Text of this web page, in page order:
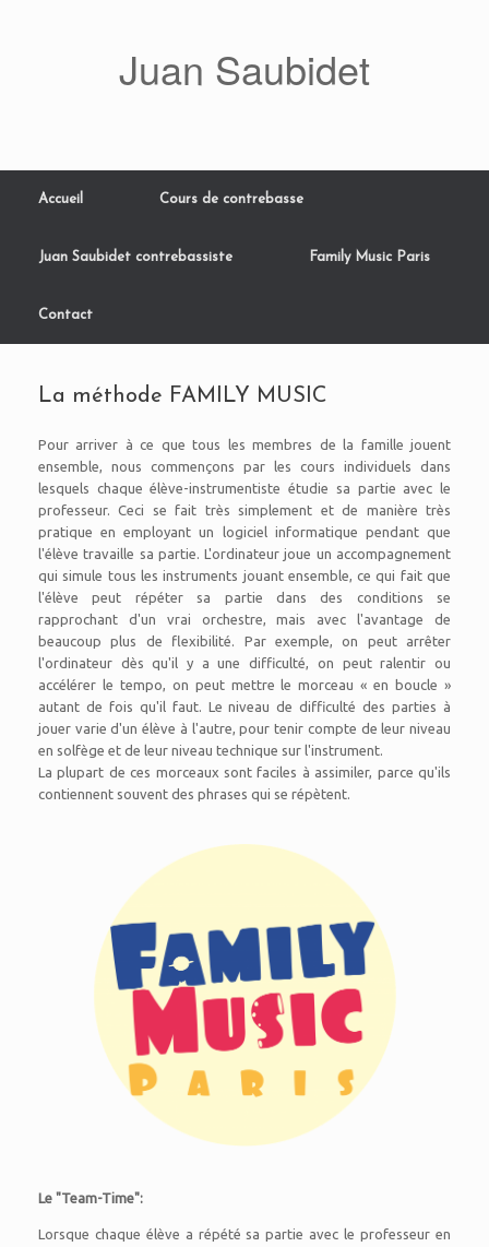
Juan Saubidet
Accueil Cours de contrebasse
Juan Saubidet contrebassiste Family Music Paris
Contact
La méthode FAMILY MUSIC
Pour arriver à ce que tous les membres de la famille jouent
ensemble, nous commençons par les cours individuels dans
lesquels chaque élève-instrumentiste étudie sa partie avec le
professeur. Ceci se fait très simplement et de manière très
pratique en employant un logiciel informatique pendant que
l'élève travaille sa partie. L'ordinateur joue un accompagnement
qui simule tous les instruments jouant ensemble, ce qui fait que
l'élève peut répéter sa partie dans des conditions se
rapprochant d'un vrai orchestre, mais avec l'avantage de
beaucoup plus de flexibilité. Par exemple, on peut arrêter
l'ordinateur dès qu'il y a une difficulté, on peut ralentir ou
accélérer le tempo, on peut mettre le morceau « en boucle »
autant de fois qu'il faut. Le niveau de difficulté des parties à
jouer varie d'un élève à l'autre, pour tenir compte de leur niveau
en solfège et de leur niveau technique sur l'instrument.
La plupart de ces morceaux sont faciles à assimiler, parce qu'ils
contiennent souvent des phrases qui se répètent.
Le "Team-Time":
Lorsque chaque élève a répété sa partie avec le professeur en